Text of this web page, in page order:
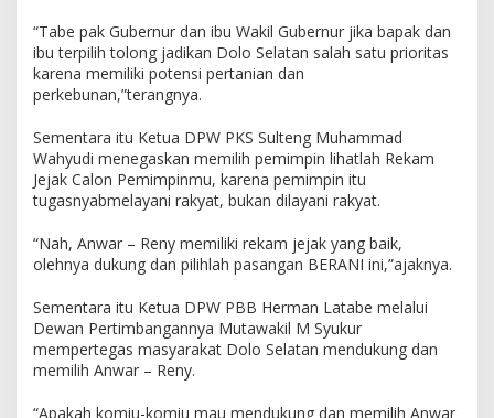
“Tabe pak Gubernur dan ibu Wakil Gubernur jika bapak dan
ibu terpilih tolong jadikan Dolo Selatan salah satu prioritas
karena memiliki potensi pertanian dan
perkebunan,”terangnya.
Sementara itu Ketua DPW PKS Sulteng Muhammad
Wahyudi menegaskan memilih pemimpin lihatlah Rekam
Jejak Calon Pemimpinmu, karena pemimpin itu
tugasnyabmelayani rakyat, bukan dilayani rakyat.
“Nah, Anwar – Reny memiliki rekam jejak yang baik,
olehnya dukung dan pilihlah pasangan BERANI ini,”ajaknya.
Sementara itu Ketua DPW PBB Herman Latabe melalui
Dewan Pertimbangannya Mutawakil M Syukur
mempertegas masyarakat Dolo Selatan mendukung dan
memilih Anwar – Reny.
“Apakah komiu-komiu mau mendukung dan memilih Anwar